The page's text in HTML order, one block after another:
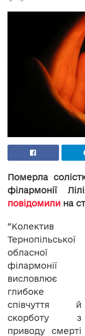
Померла
філармонії
повідомили на
“Колектив
Тернопільської
обласної
філармонії
висловлює
глибоке
співчуття й
скорботу з
приводу смерті